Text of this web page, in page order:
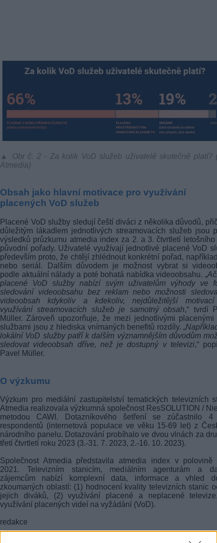
▲ Obr č. 2 - Za kolik VoD služeb uživatelé skutečně platí?
Atmedia)
Obsah jako hlavní motivace pro využívání
placených VoD služeb
Placené VoD služby sledují čeští diváci z několika důvodů,
důležitým lákadlem jednotlivých streamovacích služeb jsou
výsledků průzkumu atmedia index za 2. a 3. čtvrtletí letošního
původní pořady. Uživatelé využívají jednotlivé placené VoD
především proto, že chtějí zhlédnout konkrétní pořad,
nebo seriál. Dalším důvodem je možnost vybrat si
podle aktuální nálady a poté bohatá nabídka videoobsahu. „
placené VoD služby nabízí svým uživatelům výhody ve
sledování videoobsahu bez reklam nebo možnosti
videoobsah kdykoliv a kdekoliv, nejdůležitější
využívání streamovacích služeb je samotný obsah,“ tvrdí
Müller. Zároveň upozorňuje, že mezi jednotlivými placenými
službami jsou z hlediska vnímaných benefitů rozdíly. „
lokální VoD služby patří k dalším významnějším důvodům
sledovat videoobsah dříve, než je dostupný v televizi,“
Pavel Müller.
O výzkumu
Výzkum pro mediální zastupitelství tematických televizních
Atmedia realizovala výzkumná společnost ResSOLUTION /
metodou CAWI. Dotazníkového šetření se zúčastnilo 4
respondentů (internetová populace ve věku 15-69 let) z
národního panelu. Dotazování probíhalo ve dvou vlnách za
třetí čtvrtletí roku 2023 (3.-31. 7. 2023, 2.-16. 10. 2023).
Společnost Atmedia představila atmedia index v polovině
2021. Televizním stanicím, mediálním agenturám a
zájemcům nabízí komplexní data, informace a vhled
zkoumaných oblastí: (1) hodnocení kvality televizních stanic
jejich diváků, (2) využívání placené a neplacené
využívání placených videí na vyžádání (VoD).
redakce